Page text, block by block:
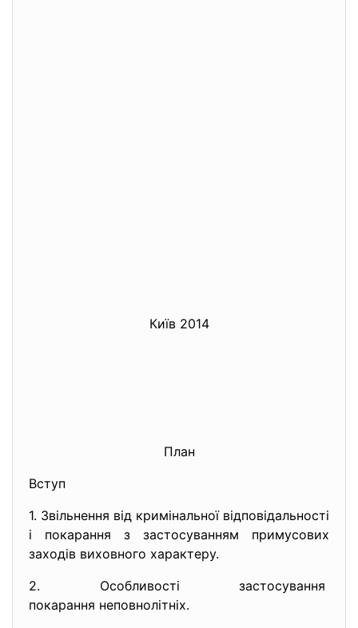
Київ 2014
План
Вступ
1. Звільнення від кримінальної відповідальності
і покарання з застосуванням примусових
заходів виховного характеру.
2. Особливості застосування
покарання неповнолітніх.